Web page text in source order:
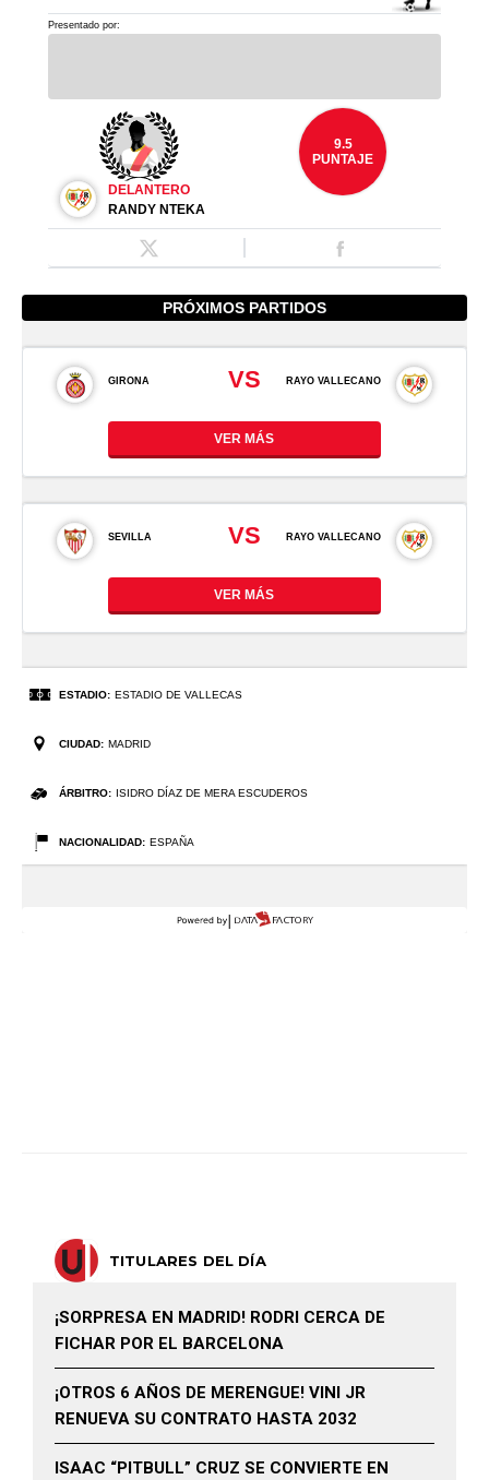
TITULARES DEL DÍA
¡SORPRESA EN MADRID! RODRI CERCA DE
FICHAR POR EL BARCELONA
¡OTROS 6 AÑOS DE MERENGUE! VINI JR
RENUEVA SU CONTRATO HASTA 2032
ISAAC “PITBULL” CRUZ SE CONVIERTE EN